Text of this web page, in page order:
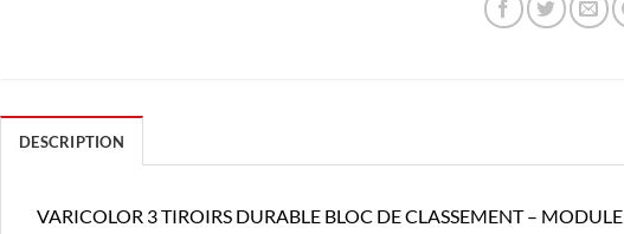
DESCRIPTION
VARICOLOR 3 TIROIRS DURABLE BLOC DE CLASSEMENT – MODULE